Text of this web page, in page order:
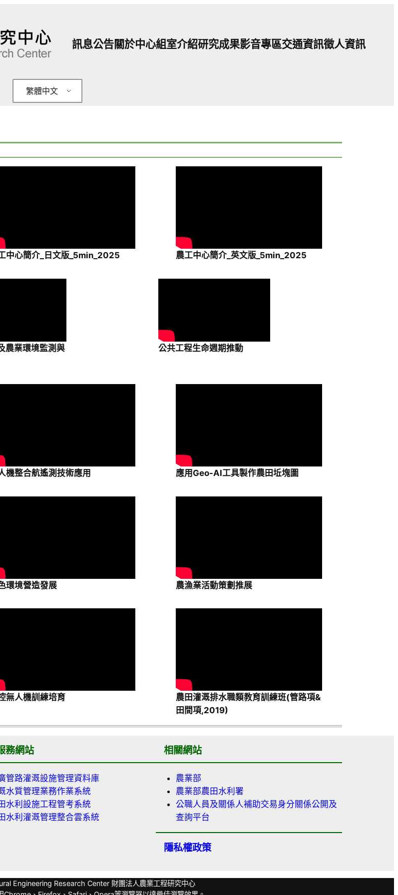
訊息公告關於中心組室介紹研究成果影音專區交通資訊徵人資訊
繁體中文
中心簡介_日文版_5min_2025 農工中心簡介_英文版_5min_2025
農業環境監測與
公共工程生命週期推動
機整合航遙測技術應用 應用Geo-AI工具製作農田坵塊圖
環境營造發展 農漁業活動策劃推展
無人機訓練培育
農田灌溉排水職類教育訓練班(管路項&
田間項,2019)
務網站
管路灌溉設施管理資料庫
水質管理業務作業系統
水利設施工程管考系統
水利灌溉管理整合雲系統
相關網站
農業部
農業部農田水利署
公職人員及關係人補助交易身分關係公開及
查詢平台
隱私權政策
Engineering Research Center 財團法人農業工程研究中心